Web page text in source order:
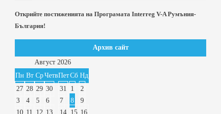
Открийте постиженията на Програмата Interreg V-A Румъния-
България!
Архив сайт
Август 2026
Пн Вт СрЧетвПетСб Нд
27 28 29 30 31 1
2
3
4 5 6 7 8
9
10 11 12 13 14 15 16